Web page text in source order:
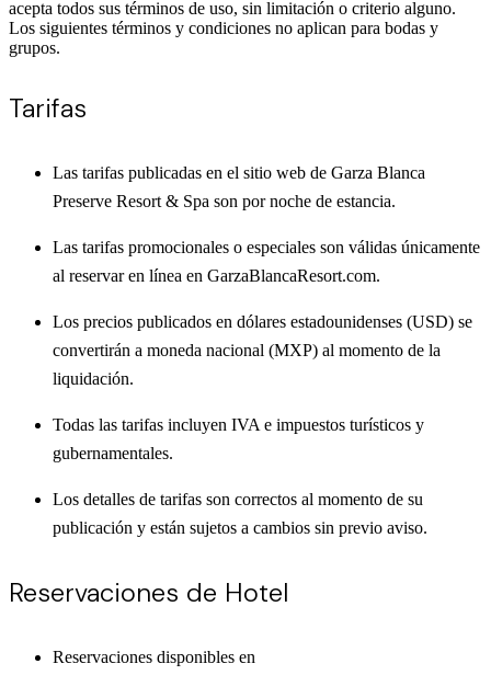
acepta todos sus términos de uso, sin limitación o criterio alguno.
Los siguientes términos y condiciones no aplican para bodas y
grupos.
Tarifas
Las tarifas publicadas en el sitio web de Garza Blanca
Preserve Resort & Spa son por noche de estancia.
Las tarifas promocionales o especiales son válidas únicamente
al reservar en línea en GarzaBlancaResort.com.
Los precios publicados en dólares estadounidenses (USD) se
convertirán a moneda nacional (MXP) al momento de la
liquidación.
Todas las tarifas incluyen IVA e impuestos turísticos y
gubernamentales.
Los detalles de tarifas son correctos al momento de su
publicación y están sujetos a cambios sin previo aviso.
Reservaciones de Hotel
Reservaciones disponibles en